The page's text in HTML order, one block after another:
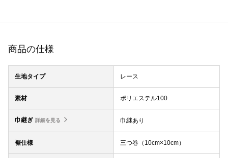
商品の仕様
生地タイプ レース
素材 ポリエステル100
巾継ぎ 詳細を見る 巾継あり
裾仕様 三つ巻（10cm×10cm）